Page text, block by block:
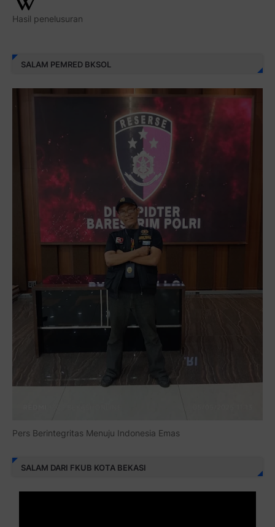
Hasil penelusuran
SALAM PEMRED BKSOL
Pers Berintegritas Menuju Indonesia Emas
SALAM DARI FKUB KOTA BEKASI